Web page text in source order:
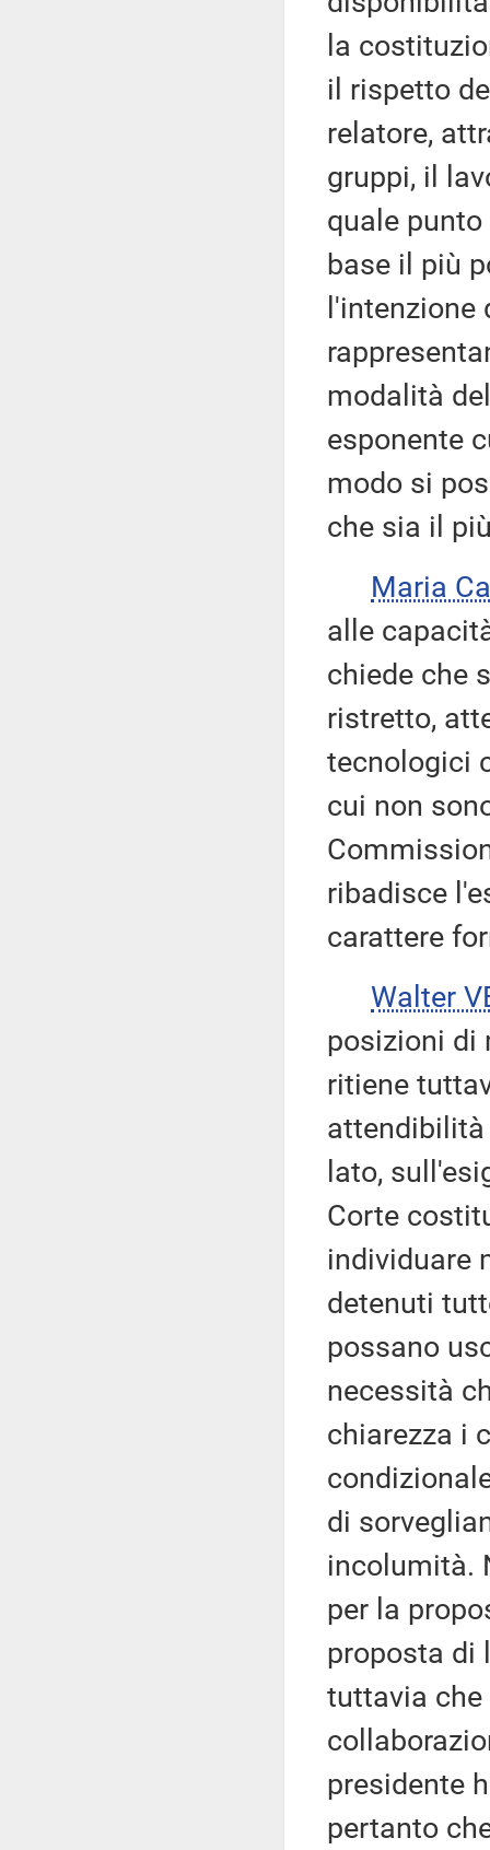
la
il rispetto
relatore,
gruppi, il
quale
base il più
modalità
esponente
modo si
che sia il
Maria
alle
chiede che
ristretto,
tecnologici
cui non
ribadisce
carattere
Walter
posizioni di
ritiene
attendibilità
lato,
Corte
individuare
detenuti
possano
necessità
chiarezza i
di
incolumità.
per la
proposta di
tuttavia che
presidente
pertanto